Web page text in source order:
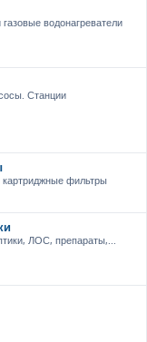
водонагреватели
Станции
картриджные фильтры
ЛОС, препараты,...